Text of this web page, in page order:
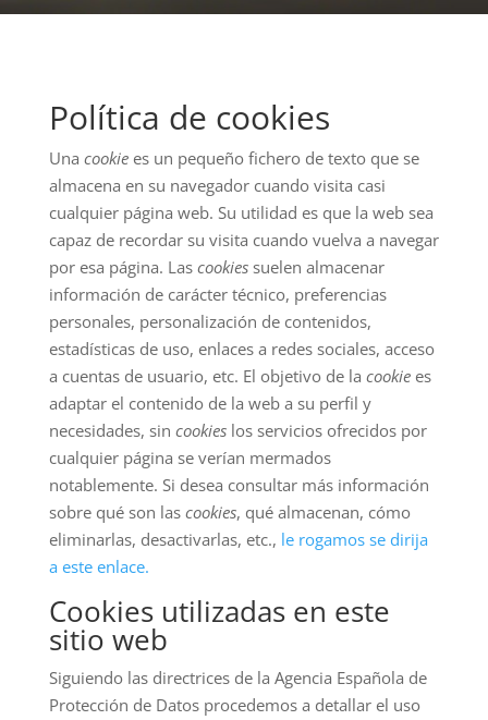
Política de cookies
Una cookiees un pequeño fichero de texto que se
almacena en su navegador cuando visita casi
cualquier página web. Su utilidad es que la web sea
capaz de recordar su visita cuando vuelva a navegar
por esa página. Las cookiessuelen almacenar
información de carácter técnico, preferencias
personales, personalización de contenidos,
estadísticas de uso, enlaces a redes sociales, acceso
a cuentas de usuario, etc. El objetivo de la cookiees
adaptar el contenido de la web a su perfil y
necesidades, sin cookieslos servicios ofrecidos por
cualquier página se verían mermados
notablemente. Si desea consultar más información
sobre qué son las cookies, qué almacenan, cómo
eliminarlas, desactivarlas, etc., le rogamos se dirija
a este enlace.
Cookies utilizadas en este
sitio web
Siguiendo las directrices de la Agencia Española de
Protección de Datos procedemos a detallar el uso